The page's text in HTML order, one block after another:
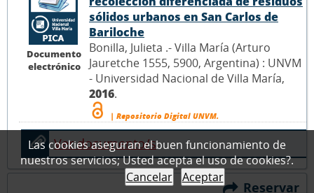
Documento
electrónico
sólidos urbanos en San Carlos de
Bariloche
Bonilla, Julieta .- Villa María (Arturo
Jauretche 1555, 5900, Argentina) : UNVM
- Universidad Nacional de Villa María,
2016.
| Repositorio Digital UNVM.
Ver documento/s
Reservar
Las cookies aseguran el buen funcionamiento de
nuestros servicios; Usted acepta el uso de cookies?.
Cancelar
Aceptar